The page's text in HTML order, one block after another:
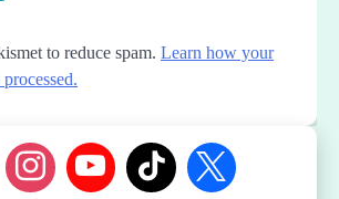
to reduce spam. Learn how your